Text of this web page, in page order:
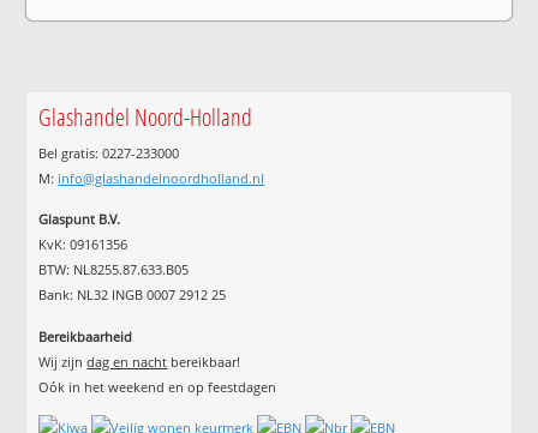
Glashandel Noord-Holland
Bel gratis: 0227-233000
M: info@glashandelnoordholland.nl
Glaspunt B.V.
KvK: 09161356
BTW: NL8255.87.633.B05
Bank: NL32 INGB 0007 2912 25
Bereikbaarheid
Wij zijndag en nacht bereikbaar!
Oók in het weekend en op feestdagen